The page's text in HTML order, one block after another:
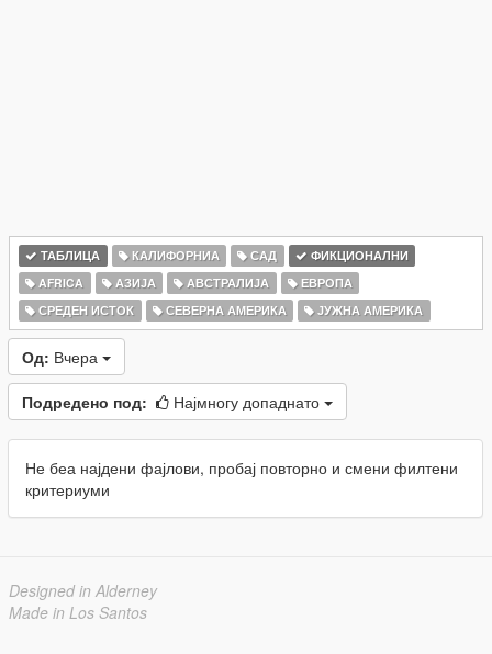
ТАБЛИЦА КАЛИФОРНИА САД
ФИКЦИОНАЛНИ
AFRICA
АЗИЈА АВСТРАЛИЈА
ЕВРОПА
СРЕДЕН ИСТОК
СЕВЕРНА АМЕРИКА ЈУЖНА АМЕРИКА
Од: Вчера
Подредено под: Најмногу допаднато
Не беа најдени фајлови, пробај повторно и смени филтени
критериуми
Designed in Alderney
Made in Los Santos